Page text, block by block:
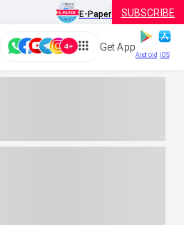
E-Paper SUBSCRIBE
Get App
Android iOS